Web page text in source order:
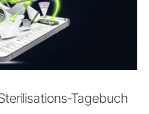
Tagebuch